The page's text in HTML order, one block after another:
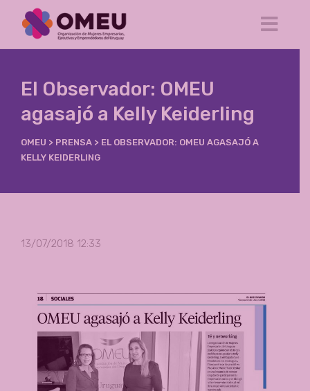
El Observador: OMEU
agasajó a Kelly Keiderling
OMEU > PRENSA > EL OBSERVADOR: OMEU AGASAJÓ A
KELLY KEIDERLING
13/07/2018 12:33